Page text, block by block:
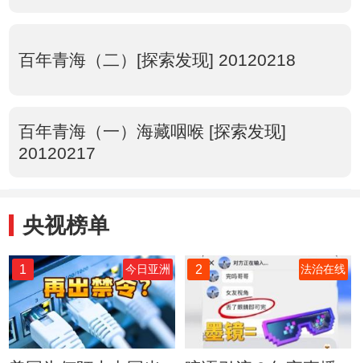
百年青海（二）[探索发现] 20120218
百年青海（一）海藏咽喉 [探索发现]
20120217
央视榜单
1 今日亚洲 2 法治在线